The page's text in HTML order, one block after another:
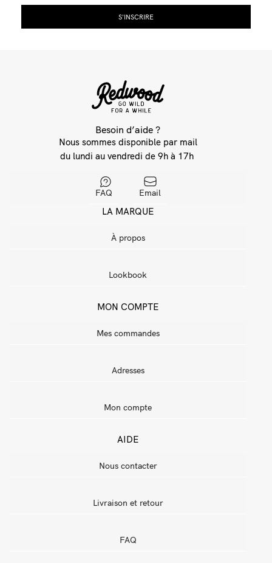
Besoin d’aide ?
Nous sommes disponible par mail
du lundi au vendredi de 9h à 17h
FAQ Email
LA MARQUE
À propos
Lookbook
MON COMPTE
Mes commandes
Adresses
Mon compte
AIDE
Nous contacter
Livraison et retour
FAQ